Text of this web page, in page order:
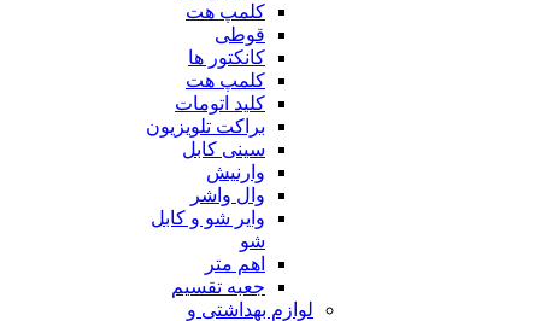
کلمپ هت
قوطی
کانکتور ها
کلمپ هت
کلید اتومات
براکت تلویزیون
سینی کابل
وارنیش
وال واشر
وایر شو و کابل
شو
اهم متر
جعبه تقسیم
لوازم بهداشتی و